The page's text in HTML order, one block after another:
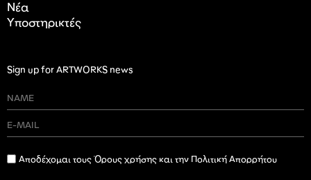
Nέα
Υποστηρικτές
Sign up for ARTWORKS news
Αποδέχομαι τους Όρους χρήσης και την Πολιτική Απορρήτου